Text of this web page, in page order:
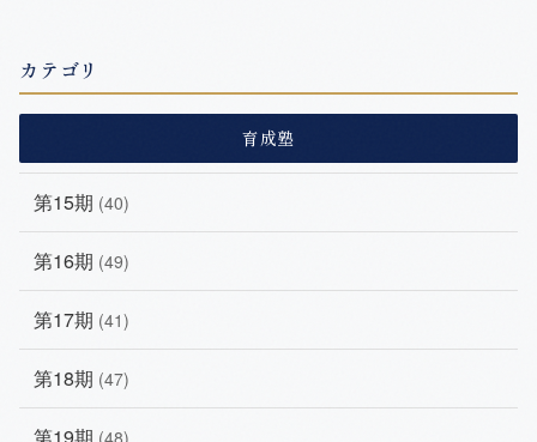
カテゴリ
育成塾
第15期 (40)
第16期 (49)
第17期 (41)
第18期 (47)